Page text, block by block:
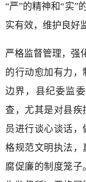
“严”的精神和“实”
实有效，维护良好
严格监督管理，强
的行动愈加有力
边界，县纪委监
查，尤其是对县疾
员进行谈心谈话
格规范文明执法
腐促廉的制度笼